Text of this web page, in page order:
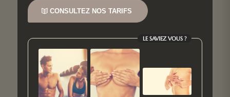
CONSULTEZ NOS TARIFS
LE SAVIEZ VOUS ?